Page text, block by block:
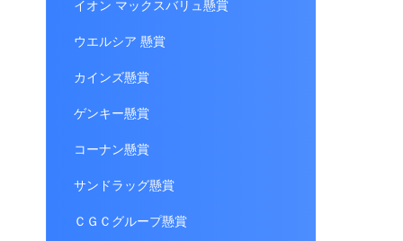
イオン マックスバリュ懸賞
ウエルシア 懸賞
カインズ懸賞
ゲンキー懸賞
コーナン懸賞
サンドラッグ懸賞
ＣＧＣグループ懸賞